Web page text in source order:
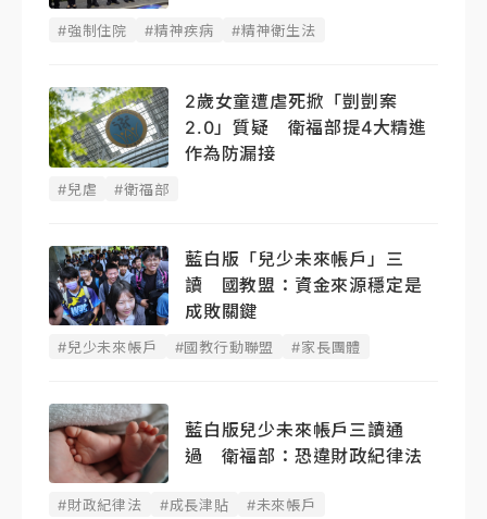
#強制住院 #精神疾病 #精神衛生法
2歲女童遭虐死掀「剴剴案
2.0」質疑 衛福部提4大精進
作為防漏接
#兒虐 #衛福部
藍白版「兒少未來帳戶」三
讀 國教盟：資金來源穩定是
成敗關鍵
#兒少未來帳戶 #國教行動聯盟 #家長團體
藍白版兒少未來帳戶三讀通
過 衛福部：恐違財政紀律法
#財政紀律法 #成長津貼 #未來帳戶